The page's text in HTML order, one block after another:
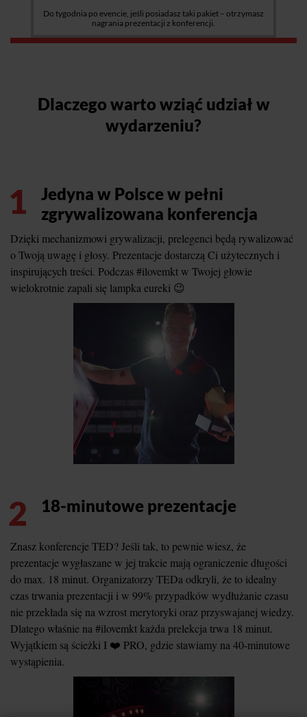
Do tygodnia po evencie, jeśli posiadasz taki pakiet – otrzymasz
nagrania prezentacji z konferencji.
Dlaczego warto wziąć udział w
wydarzeniu?
1
Jedyna w Polsce w pełni
zgrywalizowana konferencja
Dzięki mechanizmowi grywalizacji, prelegenci będą rywalizować
o Twoją uwagę i głosy. Prezentacje dostarczą Ci użytecznych i
inspirujących treści. Podczas #ilovemkt w Twojej głowie
wielokrotnie zapali się lampka eureki 😉
2 18-minutowe prezentacje
Znasz konferencje TED? Jeśli tak, to pewnie wiesz, że
prezentacje wygłaszane w jej trakcie mają ograniczenie długości
do max. 18 minut. Organizatorzy TEDa odkryli, że to idealny
czas trwania prezentacji i w 99% przypadków wydłużanie czasu
nie przekłada się na wzrost merytoryki oraz przyswajanej wiedzy.
Dlatego właśnie na #ilovemkt każda prelekcja trwa 18 minut.
Wyjątkiem są ścieżki I ❤️ PRO, gdzie stawiamy na 40-minutowe
wystąpienia.